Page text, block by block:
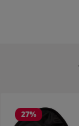
27%